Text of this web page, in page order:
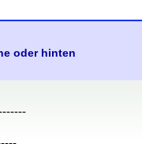
oder hinten